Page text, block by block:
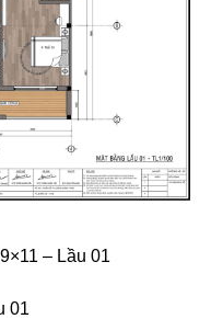
– Lầu 01
01